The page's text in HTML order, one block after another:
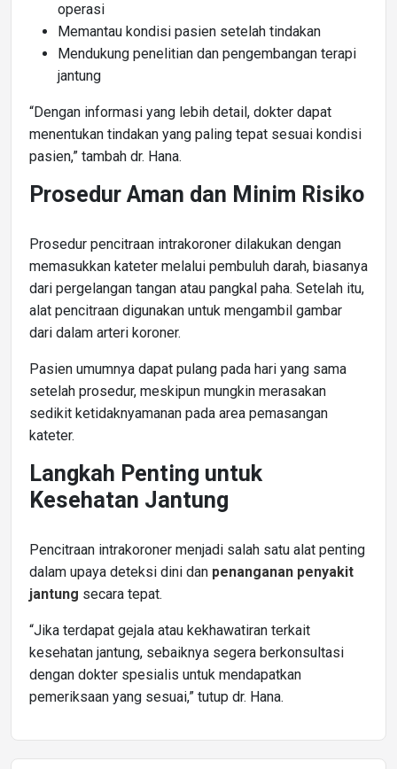
operasi
Memantau kondisi pasien setelah tindakan
Mendukung penelitian dan pengembangan terapi
jantung
“Dengan informasi yang lebih detail, dokter dapat
menentukan tindakan yang paling tepat sesuai kondisi
pasien,” tambah dr. Hana.
Prosedur Aman dan Minim Risiko
Prosedur pencitraan intrakoroner dilakukan dengan
memasukkan kateter melalui pembuluh darah, biasanya
dari pergelangan tangan atau pangkal paha. Setelah itu,
alat pencitraan digunakan untuk mengambil gambar
dari dalam arteri koroner.
Pasien umumnya dapat pulang pada hari yang sama
setelah prosedur, meskipun mungkin merasakan
sedikit ketidaknyamanan pada area pemasangan
kateter.
Langkah Penting untuk
Kesehatan Jantung
Pencitraan intrakoroner menjadi salah satu alat penting
dalam upaya deteksi dini dan penanganan penyakit
jantung secara tepat.
“Jika terdapat gejala atau kekhawatiran terkait
kesehatan jantung, sebaiknya segera berkonsultasi
dengan dokter spesialis untuk mendapatkan
pemeriksaan yang sesuai,” tutup dr. Hana.